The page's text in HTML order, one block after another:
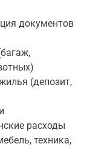
документов
(депозит,
расходы
техника,